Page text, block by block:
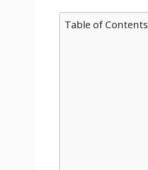
Table of Contents